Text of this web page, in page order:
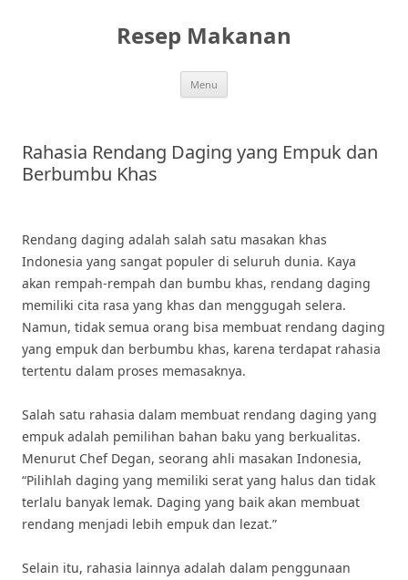
Resep Makanan
Menu
Rahasia Rendang Daging yang Empuk dan
Berbumbu Khas
Rendang daging adalah salah satu masakan khas
Indonesia yang sangat populer di seluruh dunia. Kaya
akan rempah-rempah dan bumbu khas, rendang daging
memiliki cita rasa yang khas dan menggugah selera.
Namun, tidak semua orang bisa membuat rendang daging
yang empuk dan berbumbu khas, karena terdapat rahasia
tertentu dalam proses memasaknya.
Salah satu rahasia dalam membuat rendang daging yang
empuk adalah pemilihan bahan baku yang berkualitas.
Menurut Chef Degan, seorang ahli masakan Indonesia,
“Pilihlah daging yang memiliki serat yang halus dan tidak
terlalu banyak lemak. Daging yang baik akan membuat
rendang menjadi lebih empuk dan lezat.”
Selain itu, rahasia lainnya adalah dalam penggunaan